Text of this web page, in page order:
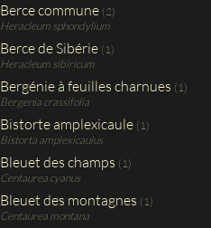
Berce commune (2)
Heracleum sphondylium
Berce de Sibérie (1)
Heracleum sibiricum
Bergénie à feuilles charnues (1)
Bergenia crassifolia
Bistorte amplexicaule (1)
Bistorta amplexicaulus
Bleuet des champs (1)
Centaurea cyanus
Bleuet des montagnes (1)
Centaurea montana